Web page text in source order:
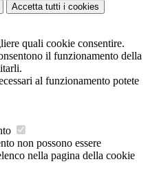
Accetta tutti i cookies
quali cookie consentire.
il funzionamento della
al funzionamento potete
non possono essere
nella pagina della cookie